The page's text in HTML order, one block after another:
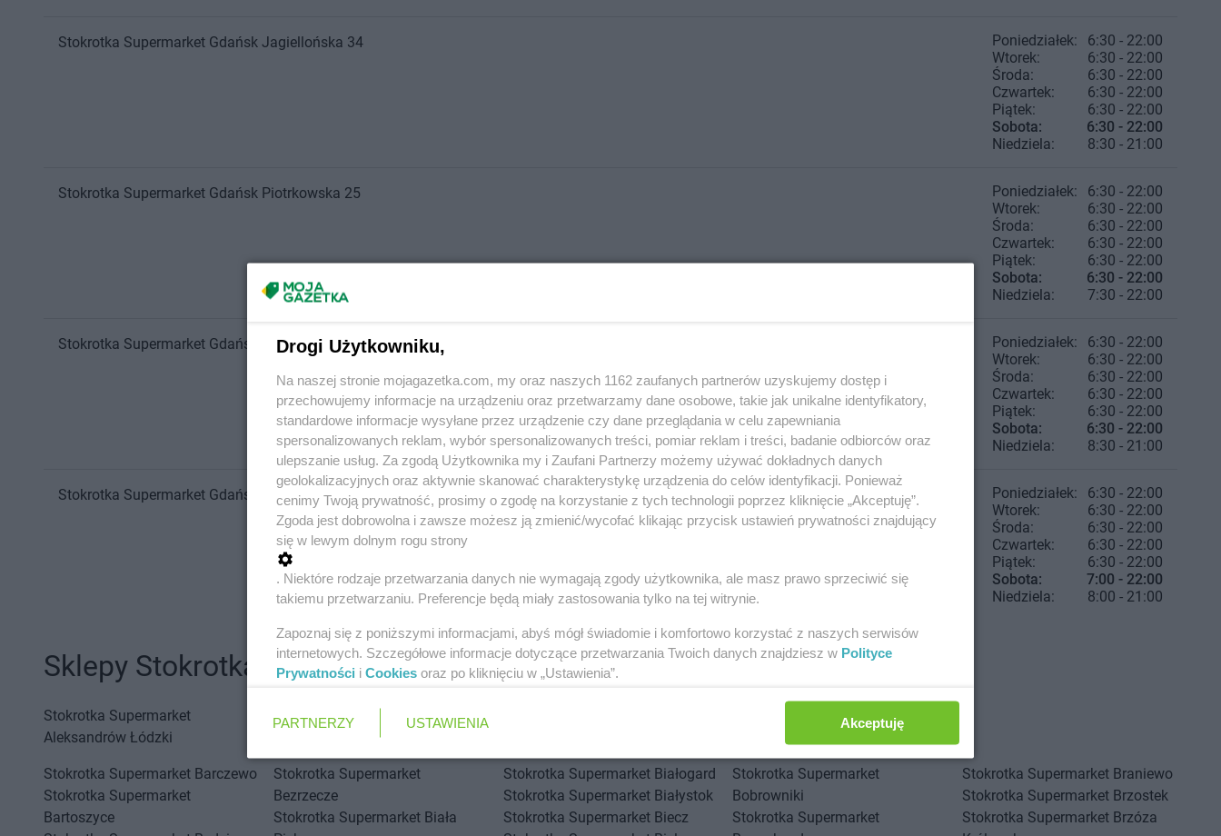
Stokrotka Supermarket Gdańsk Jagiellońska 34 Poniedziałek:
6:30 - 22:00
Wtorek:
6:30 - 22:00
Środa:
6:30 - 22:00
Czwartek:
6:30 - 22:00
Piątek:
6:30 - 22:00
Sobota:
6:30 - 22:00
Niedziela:
8:30 - 21:00
Stokrotka Supermarket Gdańsk Piotrkowska 25 Poniedziałek:
6:30 - 22:00
Wtorek:
6:30 - 22:00
Środa:
6:30 - 22:00
Czwartek:
6:30 - 22:00
Piątek:
6:30 - 22:00
Sobota:
6:30 - 22:00
Niedziela:
7:30 - 22:00
Stokrotka Supermarket Gdańsk aleja Jana Pawła II 9 Poniedziałek:
6:30 - 22:00
Wtorek:
6:30 - 22:00
Środa:
6:30 - 22:00
Czwartek:
6:30 - 22:00
Piątek:
6:30 - 22:00
Sobota:
6:30 - 22:00
Niedziela:
8:30 - 21:00
Stokrotka Supermarket Gdańsk Pólnicy 9 Poniedziałek:
6:30 - 22:00
Wtorek:
6:30 - 22:00
Środa:
6:30 - 22:00
Czwartek:
6:30 - 22:00
Piątek:
6:30 - 22:00
Sobota:
7:00 - 22:00
Niedziela:
8:00 - 21:00
Sklepy Stokrotka Supermarket w innych miastach
Stokrotka Supermarket
Aleksandrów Łódzki
Stokrotka Supermarket Alwernia
Stokrotka Supermarket Barczewo
Stokrotka Supermarket
Bartoszyce
Stokrotka Supermarket
Bezrzecze
Stokrotka Supermarket Biała
Stokrotka Supermarket Białogard
Stokrotka Supermarket Białystok
Stokrotka Supermarket Biecz
Stokrotka Supermarket
Bobrowniki
Stokrotka Supermarket
Stokrotka Supermarket Braniewo
Stokrotka Supermarket Brzostek
Stokrotka Supermarket Brzóza
Drogi Użytkowniku,
Na naszej stronie mojagazetka.com, my oraz naszych 1162 zaufanych partnerów uzyskujemy dostęp i
przechowujemy informacje na urządzeniu oraz przetwarzamy dane osobowe, takie jak unikalne identyfikatory,
standardowe informacje wysyłane przez urządzenie czy dane przeglądania w celu zapewniania
spersonalizowanych reklam, wybór spersonalizowanych treści, pomiar reklam i treści, badanie odbiorców oraz
ulepszanie usług. Za zgodą Użytkownika my i Zaufani Partnerzy możemy używać dokładnych danych
geolokalizacyjnych oraz aktywnie skanować charakterystykę urządzenia do celów identyfikacji. Ponieważ
cenimy Twoją prywatność, prosimy o zgodę na korzystanie z tych technologii poprzez kliknięcie „Akceptuję”.
Zgoda jest dobrowolna i zawsze możesz ją zmienić/wycofać klikając przycisk ustawień prywatności znajdujący
się w lewym dolnym rogu strony
. Niektóre rodzaje przetwarzania danych nie wymagają zgody użytkownika, ale masz prawo sprzeciwić się
takiemu przetwarzaniu. Preferencje będą miały zastosowania tylko na tej witrynie.
Zapoznaj się z poniższymi informacjami, abyś mógł świadomie i komfortowo korzystać z naszych serwisów
internetowych. Szczegółowe informacje dotyczące przetwarzania Twoich danych znajdziesz w Polityce
Prywatności i Cookies oraz po kliknięciu w „Ustawienia”.
PARTNERZY USTAWIENIA Akceptuję